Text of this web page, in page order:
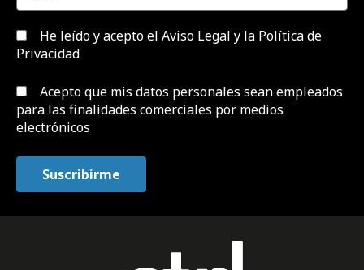
He leído y acepto el Aviso Legal y la Política de
Privacidad
Acepto que mis datos personales sean empleados
para las finalidades comerciales por medios
electrónicos